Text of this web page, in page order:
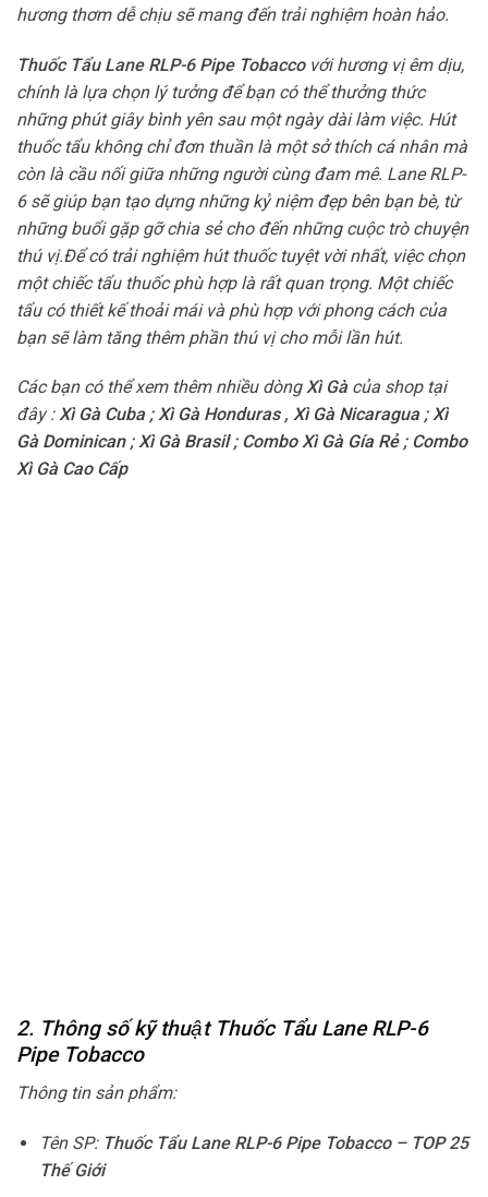
hương thơm dễ chịu sẽ mang đến trải nghiệm hoàn hảo.
Thuốc Tẩu Lane RLP-6 Pipe Tobacco với hương vị êm dịu,
chính là lựa chọn lý tưởng để bạn có thể thưởng thức
những phút giây bình yên sau một ngày dài làm việc. Hút
thuốc tẩu không chỉ đơn thuần là một sở thích cá nhân mà
còn là cầu nối giữa những người cùng đam mê. Lane RLP-
6 sẽ giúp bạn tạo dựng những kỷ niệm đẹp bên bạn bè, từ
những buổi gặp gỡ chia sẻ cho đến những cuộc trò chuyện
thú vị.Để có trải nghiệm hút thuốc tuyệt vời nhất, việc chọn
một chiếc tẩu thuốc phù hợp là rất quan trọng. Một chiếc
tẩu có thiết kế thoải mái và phù hợp với phong cách của
bạn sẽ làm tăng thêm phần thú vị cho mỗi lần hút.
Các bạn có thể xem thêm nhiều dòngXì Gàcủa shop tại
đây :Xì Gà Cuba;Xì Gà Honduras, Xì Gà Nicaragua;Xì
Gà Dominican;Xì Gà Brasil; Combo Xì Gà Gía Rẻ; Combo
Xì Gà Cao Cấp
2. Thông số kỹ thuật Thuốc Tẩu Lane RLP-6
Pipe Tobacco
Thông tin sản phẩm:
Tên SP: Thuốc Tẩu Lane RLP-6 Pipe Tobacco– TOP 25
Thế Giới